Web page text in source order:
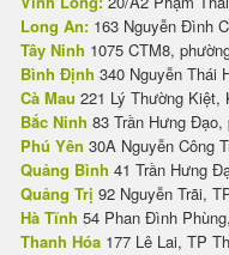
Long An: 163 Nguyễn Đình
Tây Ninh 1075 CTM8,
Bình Định 340 Nguyễn Thái
Cà Mau 221 Lý Thường Kiệt,
Bắc Ninh 83 Trần Hưng
Phú Yên 30A Nguyễn Công
Quảng Bình 41 Trần Hưng
Quảng Trị 92 Nguyễn Trãi,
Hà Tĩnh 54 Phan Đình
Thanh Hóa 177 Lê Lai, TP